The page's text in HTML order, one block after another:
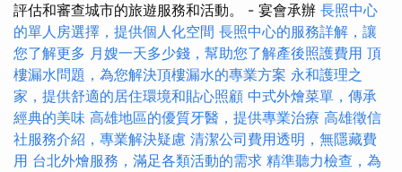
評估和審查城市的旅遊服務和活動。 - 宴會承辦 長照中心
的單人房選擇，提供個人化空間 長照中心的服務詳解，讓
您了解更多 月嫂一天多少錢，幫助您了解產後照護費用 頂
樓漏水問題，為您解決頂樓漏水的專業方案 永和護理之
家，提供舒適的居住環境和貼心照顧 中式外燴菜單，傳承
經典的美味 高雄地區的優質牙醫，提供專業治療 高雄徵信
社服務介紹，專業解決疑慮 清潔公司費用透明，無隱藏費
用 台北外燴服務，滿足各類活動的需求 精準聽力檢查，為